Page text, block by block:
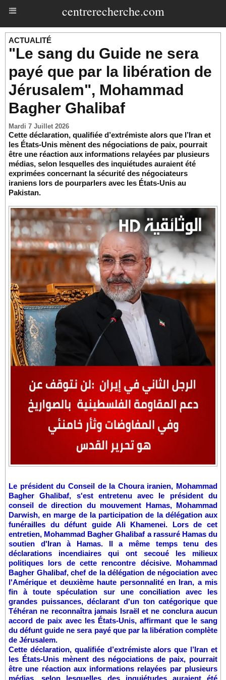
centrerecherche.com
ACTUALITÉ
"Le sang du Guide ne sera
payé que par la libération de
Jérusalem", Mohammad
Bagher Ghalibaf
Mardi 7 Juillet 2026
Cette déclaration, qualifiée d’extrémiste alors que l’Iran et
les États-Unis mènent des négociations de paix, pourrait
être une réaction aux informations relayées par plusieurs
médias, selon lesquelles des inquiétudes auraient été
exprimées concernant la sécurité des négociateurs
iraniens lors de pourparlers avec les États-Unis au
Pakistan.
Le président du Conseil de la Choura iranien, Mohammad
Bagher Ghalibaf, s'est entretenu avec le président du
conseil de direction du mouvement Hamas, Mohammad
Darwish, en marge de la participation de la délégation aux
funérailles du défunt guide Ali Khamenei. Lors de cet
entretien, Mohammad Bagher Ghalibaf a rassuré Hamas du
soutien d'Iran à Hamas. Il a même temps tenu des
déclarations incendiaires qui ont secoué les milieux
politiques lors de cette rencontre décisive. Mohammad
Bagher Ghalibaf, chef de la délégation de négociation avec
l'Amérique et deuxième haute personnalité en Iran, a mis
fin à toute spéculation sur une conciliation avec les
grandes puissances, déclarant d'un ton catégorique que
Téhéran ne reconnaîtra jamais Israël et ne conclura aucun
accord de paix avec les États-Unis, affirmant que le sang
du défunt guide ne sera payé que par la libération complète
de Jérusalem.
Cette déclaration, qualifiée d’extrémiste alors que l’Iran et
les États-Unis mènent des négociations de paix, pourrait
être une réaction aux informations relayées par plusieurs
médias, selon lesquelles des inquiétudes auraient été